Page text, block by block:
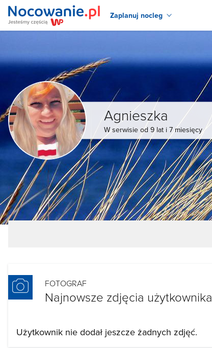
Zaplanuj nocleg
Agnieszka
W serwisie od 9 lat i 7 miesięcy
FOTOGRAF
Najnowsze zdjęcia użytkownika
Użytkownik nie dodał jeszcze żadnych zdjęć.